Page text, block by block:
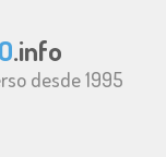
.info
desde 1995